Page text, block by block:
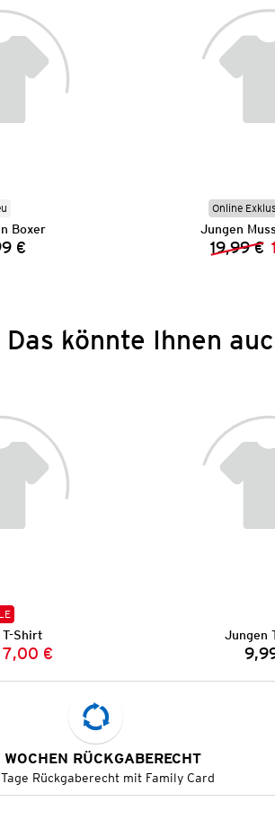
Boxer
€
Online
Jungen
19,99 €
Das könnte Ihnen
Shirt
Preis:
Preis:
7,00 €
Jungen
RÜCKGABERECHT
Rückgaberecht mit Family Card